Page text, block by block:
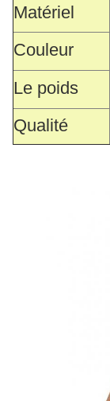
Matériel
Couleur
Le poids
Qualité